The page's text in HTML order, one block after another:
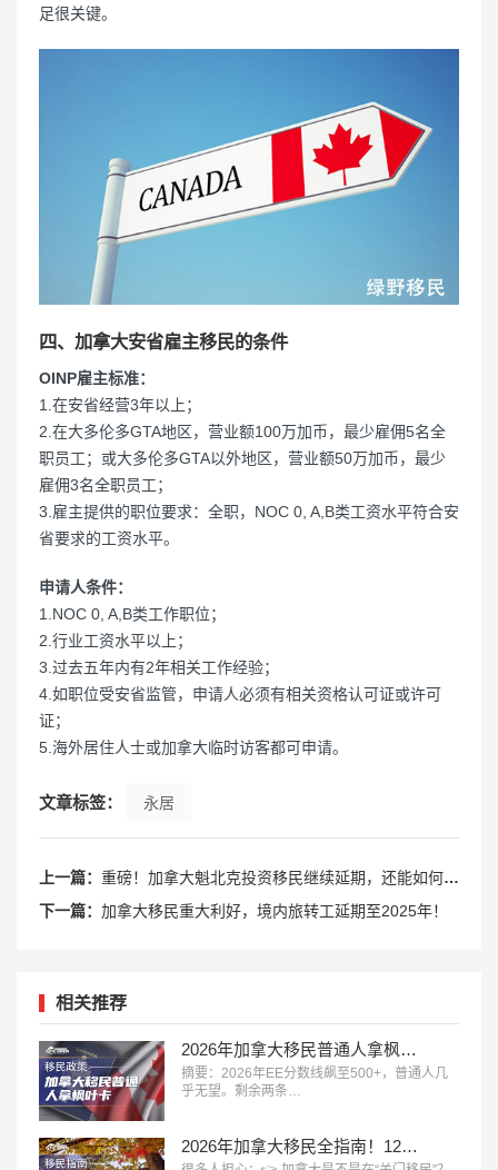
足很关键。
四、加拿大安省雇主移民的条件
OINP雇主标准：
1.在安省经营3年以上；
2.在大多伦多GTA地区，营业额100万加币，最少雇佣5名全
职员工；或大多伦多GTA以外地区，营业额50万加币，最少
雇佣3名全职员工；
3.雇主提供的职位要求：全职，NOC 0, A,B类工资水平符合安
省要求的工资水平。
申请人条件：
1.NOC 0, A,B类工作职位；
2.行业工资水平以上；
3.过去五年内有2年相关工作经验；
4.如职位受安省监管，申请人必须有相关资格认可证或许可
证；
5.海外居住人士或加拿大临时访客都可申请。
文章标签： 永居
上一篇： 重磅！加拿大魁北克投资移民继续延期，还能如何移民加拿大？
下一篇： 加拿大移民重大利好，境内旅转工延期至2025年！
相关推荐
2026年加拿大移民普通人拿枫叶卡只剩两条路：雇主担保+钞能力
摘要：2026年EE分数线飙至500+，普通人几
乎无望。剩余两条…
2026年加拿大移民全指南！12大主流移民方式全面解析